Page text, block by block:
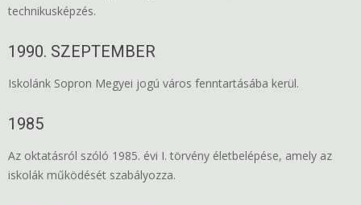
technikusképzés.
1990. SZEPTEMBER
Iskolánk Sopron Megyei jogú város fenntartásába kerül.
1985
Az oktatásról szóló 1985. évi I. törvény életbelépése, amely az
iskolák működését szabályozza.